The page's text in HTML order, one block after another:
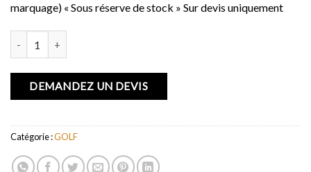
marquage) « Sous réserve de stock » Sur devis uniquement
DEMANDEZ UN DEVIS
Catégorie :GOLF